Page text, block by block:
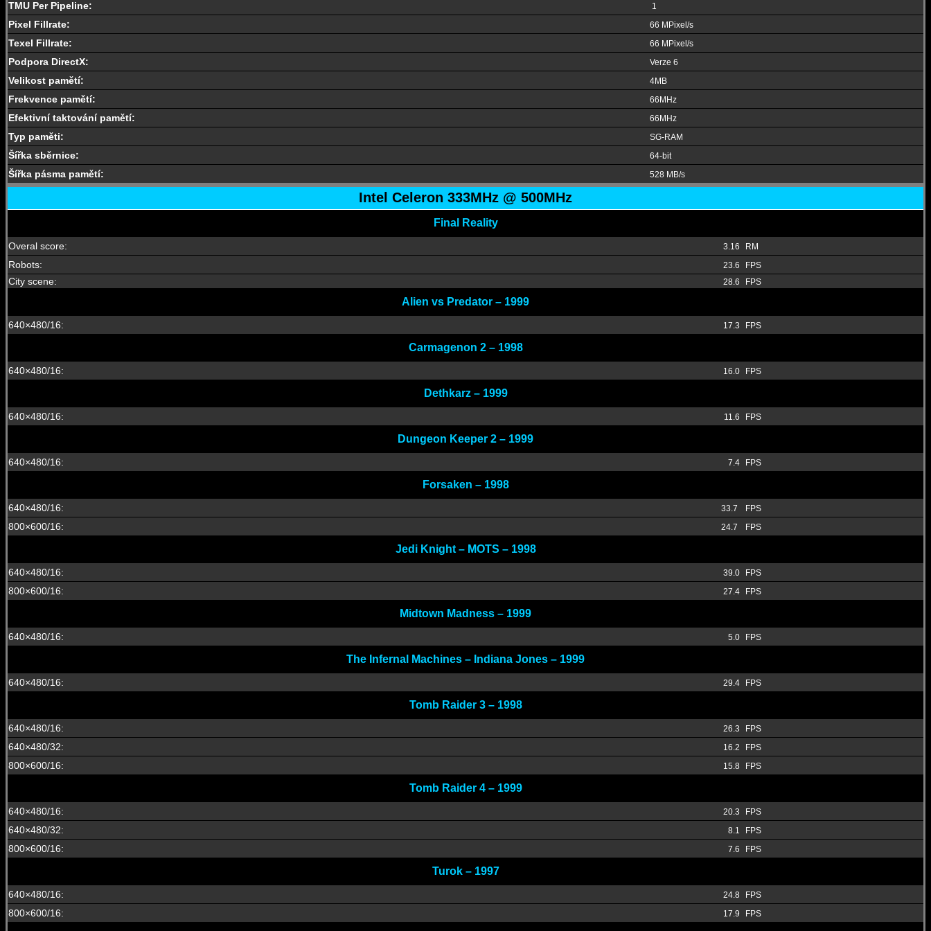
TMU Per Pipeline: 1
Pixel Fillrate: 66 MPixel/s
Texel Fillrate: 66 MPixel/s
Podpora DirectX: Verze 6
Velikost pamětí: 4MB
Frekvence pamětí: 66MHz
Efektivní taktování pamětí: 66MHz
Typ paměti: SG-RAM
Šířka sběrnice: 64-bit
Šířka pásma pamětí: 528 MB/s
Intel Celeron 333MHz @ 500MHz
Final Reality
Overal score: 3.16 RM
Robots: 23.6 FPS
City scene: 28.6 FPS
Alien vs Predator – 1999
640×480/16: 17.3 FPS
Carmagenon 2 – 1998
640×480/16: 16.0 FPS
Dethkarz – 1999
640×480/16: 11.6 FPS
Dungeon Keeper 2 – 1999
640×480/16: 7.4 FPS
Forsaken – 1998
640×480/16: 33.7 FPS
800×600/16: 24.7 FPS
Jedi Knight – MOTS – 1998
640×480/16: 39.0 FPS
800×600/16: 27.4 FPS
Midtown Madness – 1999
640×480/16: 5.0 FPS
The Infernal Machines – Indiana Jones – 1999
640×480/16: 29.4 FPS
Tomb Raider 3 – 1998
640×480/16: 26.3 FPS
640×480/32: 16.2 FPS
800×600/16: 15.8 FPS
Tomb Raider 4 – 1999
640×480/16: 20.3 FPS
640×480/32: 8.1 FPS
800×600/16: 7.6 FPS
Turok – 1997
640×480/16: 24.8 FPS
800×600/16: 17.9 FPS